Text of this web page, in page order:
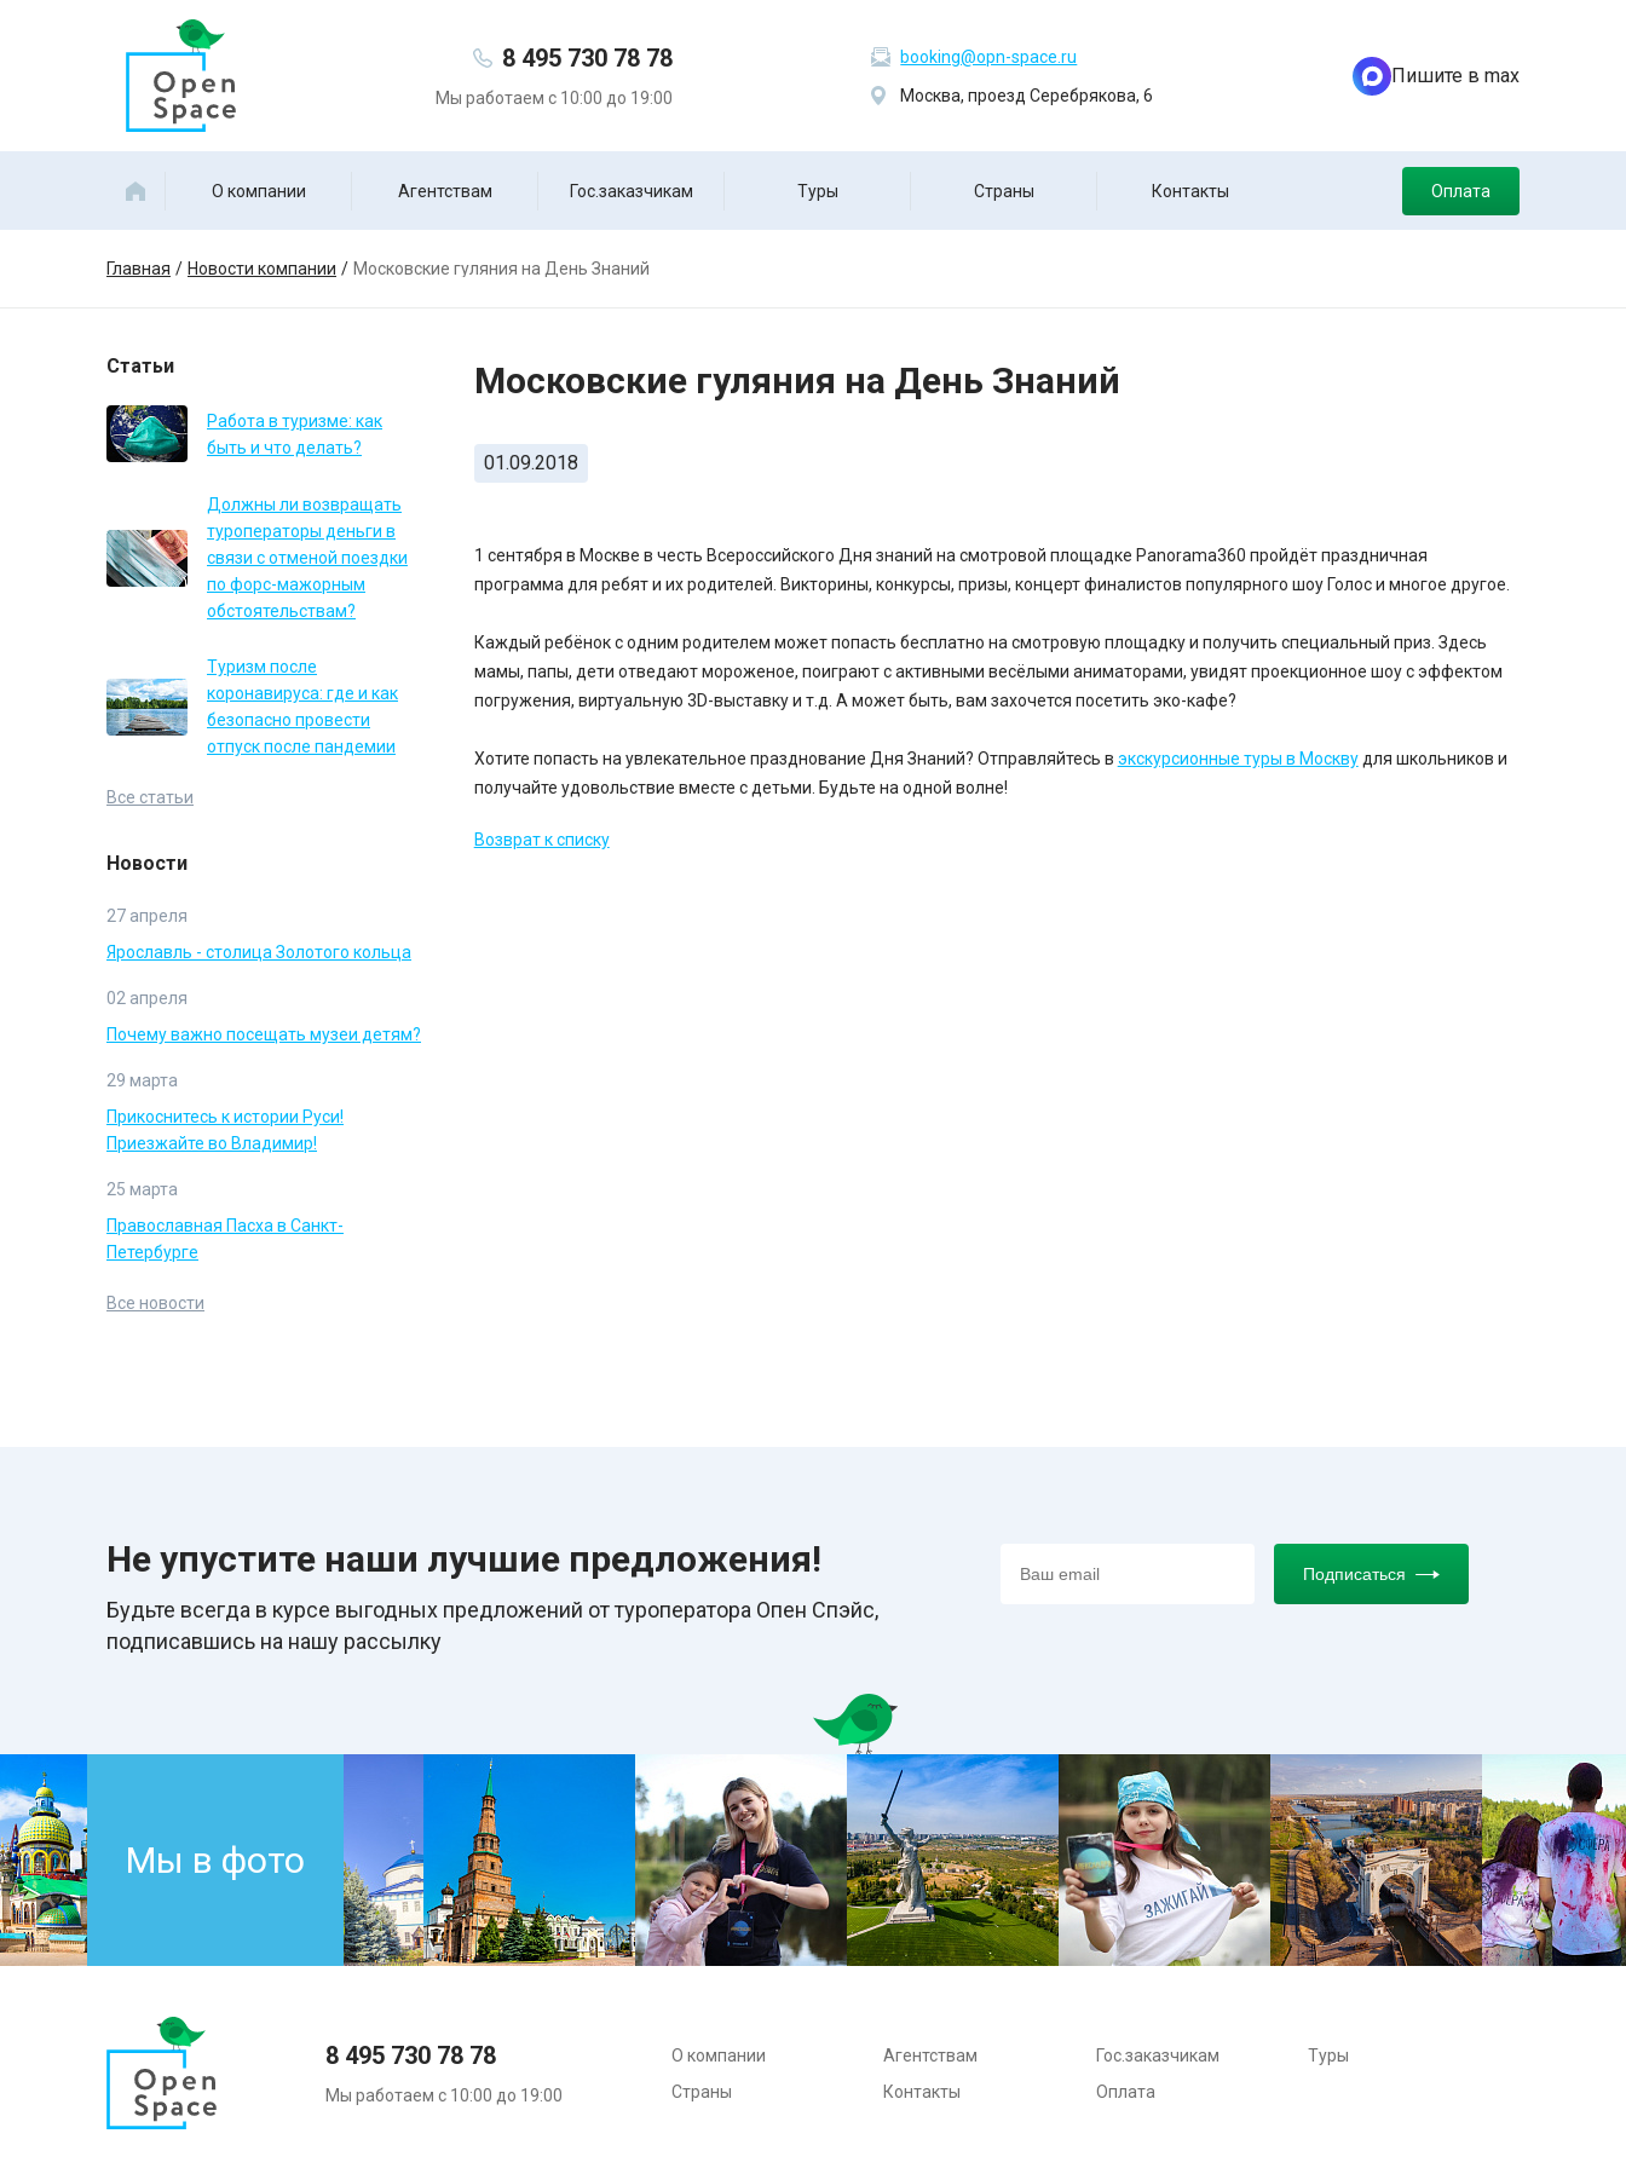
8 495 730 78 78
Мы работаем с 10:00 до 19:00
booking@opn-space.ru
Москва, проезд Серебрякова, 6
Пишите в max
О компании Агентствам Гос.заказчикам Туры Страны Контакты Оплата
Главная Новости компании Московские гуляния на День Знаний
Статьи
Работа в туризме: как
быть и что делать?
Должны ли возвращать
туроператоры деньги в
связи с отменой поездки
по форс-мажорным
обстоятельствам?
Туризм после
коронавируса: где и как
безопасно провести
отпуск после пандемии
Все статьи
Новости
27 апреля
Ярославль - столица Золотого кольца
02 апреля
Почему важно посещать музеи детям?
29 марта
Прикоснитесь к истории Руси!
Приезжайте во Владимир!
25 марта
Православная Пасха в Санкт-
Петербурге
Все новости
Московские гуляния на День Знаний
01.09.2018
1 сентября в Москве в честь Всероссийского Дня знаний на смотровой площадке Panorama360 пройдёт праздничная
программа для ребят и их родителей. Викторины, конкурсы, призы, концерт финалистов популярного шоу Голос и многое другое.
Каждый ребёнок с одним родителем может попасть бесплатно на смотровую площадку и получить специальный приз. Здесь
мамы, папы, дети отведают мороженое, поиграют с активными весёлыми аниматорами, увидят проекционное шоу с эффектом
погружения, виртуальную 3D-выставку и т.д. А может быть, вам захочется посетить эко-кафе?
Хотите попасть на увлекательное празднование Дня Знаний? Отправляйтесь в экскурсионные туры в Москвудля школьников и
получайте удовольствие вместе с детьми. Будьте на одной волне!
Возврат к списку
Не упустите наши лучшие предложения!
Будьте всегда в курcе выгодных предложений от туроператора Опен Спэйс,
подписавшись на нашу рассылку
Подписаться
Мы в фото
8 495 730 78 78
Мы работаем с 10:00 до 19:00
О компании Агентствам Гос.заказчикам
Туры
Страны
Контакты Оплата